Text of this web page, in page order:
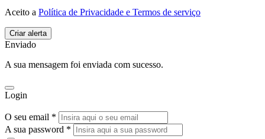
Aceito a Política de Privacidade e Termos de serviço
Enviado
A sua mensagem foi enviada com sucesso.
Login
O seu email *
A sua password *